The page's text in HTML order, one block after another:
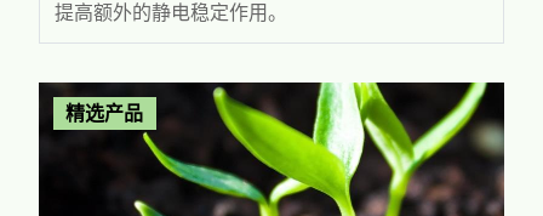
提高额外的静电稳定作用。
精选产品